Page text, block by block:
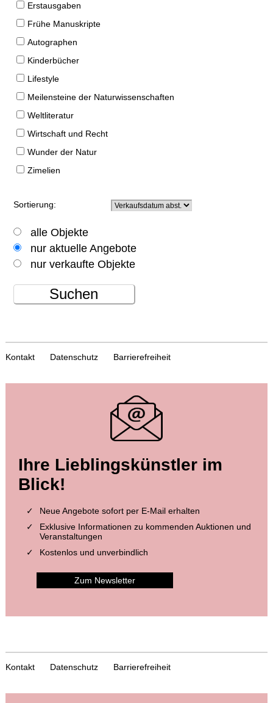
Erstausgaben
Frühe Manuskripte
Autographen
Kinderbücher
Lifestyle
Meilensteine der Naturwissenschaften
Weltliteratur
Wirtschaft und Recht
Wunder der Natur
Zimelien
Sortierung:
alle Objekte
nur aktuelle Angebote
nur verkaufte Objekte
Suchen
Kontakt Datenschutz Barrierefreiheit
Ihre Lieblingskünstler im
Blick!
Neue Angebote sofort per E-Mail erhalten
Exklusive Informationen zu kommenden Auktionen und
Veranstaltungen
Kostenlos und unverbindlich
Zum Newsletter
Kontakt Datenschutz Barrierefreiheit